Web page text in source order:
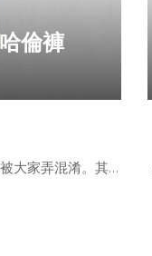
倫褲
大家弄混淆。其